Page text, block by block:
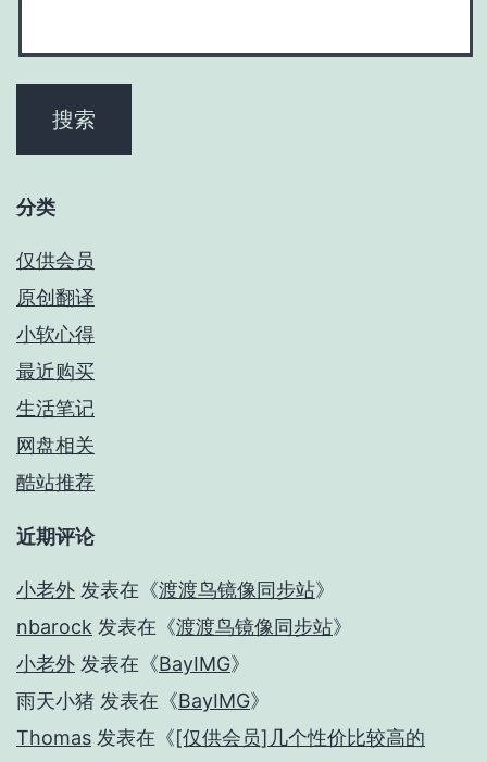
分类
仅供会员
原创翻译
小软心得
最近购买
生活笔记
网盘相关
酷站推荐
近期评论
小老外 发表在《渡渡鸟镜像同步站》
nbarock 发表在《渡渡鸟镜像同步站》
小老外 发表在《BayIMG》
雨天小猪 发表在《BayIMG》
Thomas 发表在《[仅供会员]几个性价比较高的